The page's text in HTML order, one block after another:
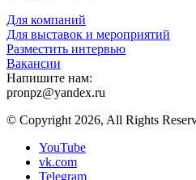
Для компаний
Для выставок и мероприятий
Разместить интервью
Вакансии
Напишите нам:
pronpz@yandex.ru
© Copyright 2026, All Rights
YouTube
vk.com
Telegram